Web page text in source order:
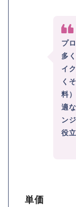
プ
多
イ
く
料
適
ン
役
単価